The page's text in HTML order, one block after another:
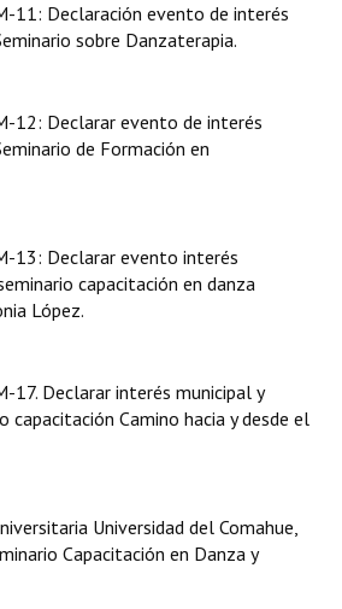
Registro
- Registro
11: Declaración evento de interés
sobre Danzaterapia.
12: Declarar evento de interés
de Formación en
13: Declarar evento interés
capacitación en danza
López.
17. Declarar interés municipal y
capacitación Camino hacia y desde el
Universidad del Comahue,
Capacitación en Danza y